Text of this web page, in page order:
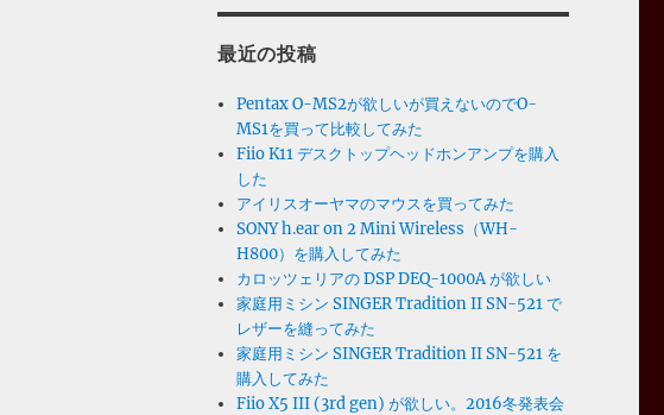
最近の投稿
Pentax O-MS2が欲しいが買えないのでO-
MS1を買って比較してみた
Fiio K11 デスクトップヘッドホンアンプを購入
した
アイリスオーヤマのマウスを買ってみた
SONY h.ear on 2 Mini Wireless（WH-
H800）を購入してみた
カロッツェリアの DSP DEQ-1000A が欲しい
家庭用ミシン SINGER Tradition II SN-521 で
レザーを縫ってみた
家庭用ミシン SINGER Tradition II SN-521 を
購入してみた
Fiio X5 III (3rd gen) が欲しい。2016冬発表会